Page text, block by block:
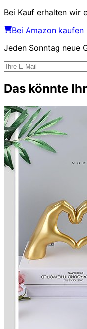
Bei Kauf erhalten wir
Bei Amazon
Jeden Sonntag neue
Das könnte